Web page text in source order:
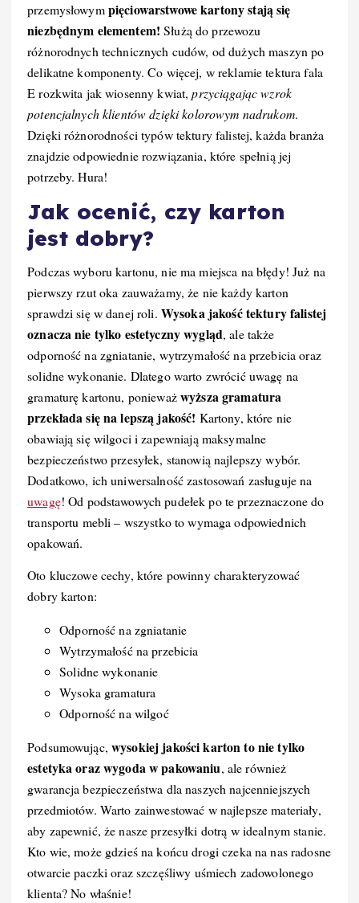
przemysłowympięciowarstwowe kartony stają się
niezbędnym elementem! Służą do przewozu
różnorodnych technicznych cudów, od dużych maszyn po
delikatne komponenty. Co więcej, w reklamie tektura fala
E rozkwita jak wiosenny kwiat,przyciągając wzrok
potencjalnych klientów dzięki kolorowym nadrukom.
Dzięki różnorodności typów tektury falistej, każda branża
znajdzie odpowiednie rozwiązania, które spełnią jej
potrzeby. Hura!
Jak ocenić, czy karton
jest dobry?
Podczas wyboru kartonu, nie ma miejsca na błędy! Już na
pierwszy rzut oka zauważamy, że nie każdy karton
sprawdzi się w danej roli. Wysoka jakość tektury falistej
oznacza nie tylko estetyczny wygląd, ale także
odporność na zgniatanie, wytrzymałość na przebicia oraz
solidne wykonanie. Dlatego warto zwrócić uwagę na
gramaturę kartonu, ponieważwyższa gramatura
przekłada się na lepszą jakość! Kartony, które nie
obawiają się wilgoci i zapewniają maksymalne
bezpieczeństwo przesyłek, stanowią najlepszy wybór.
Dodatkowo, ich uniwersalność zastosowań zasługuje na
uwagę! Od podstawowych pudełek po te przeznaczone do
transportu mebli – wszystko to wymaga odpowiednich
opakowań.
Oto kluczowe cechy, które powinny charakteryzować
dobry karton:
Odporność na zgniatanie
Wytrzymałość na przebicia
Solidne wykonanie
Wysoka gramatura
Odporność na wilgoć
Podsumowując,wysokiej jakości karton to nie tylko
estetyka oraz wygoda w pakowaniu, ale również
gwarancja bezpieczeństwa dla naszych najcenniejszych
przedmiotów. Warto zainwestować w najlepsze materiały,
aby zapewnić, że nasze przesyłki dotrą w idealnym stanie.
Kto wie, może gdzieś na końcu drogi czeka na nas radosne
otwarcie paczki oraz szczęśliwy uśmiech zadowolonego
klienta? No właśnie!